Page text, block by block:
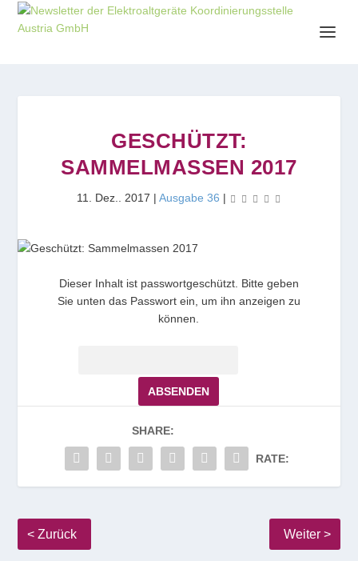
GESCHÜTZT:
SAMMELMASSEN 2017
11. Dez.. 2017 | Ausgabe 36 |
Dieser Inhalt ist passwortgeschützt. Bitte geben
Sie unten das Passwort ein, um ihn anzeigen zu
können.
SHARE:
RATE: